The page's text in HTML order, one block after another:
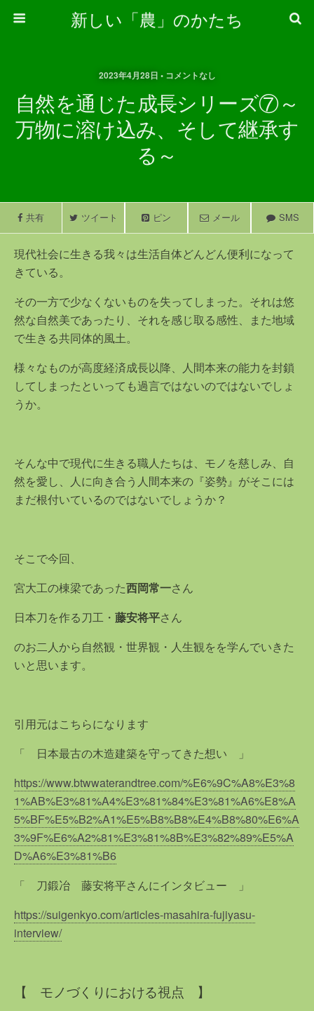
新しい「農」のかたち
2023年4月28日 • コメントなし
自然を通じた成長シリーズ⑦～
万物に溶け込み、そして継承す
る～
共有 ツイート ピン メール SMS
現代社会に生きる我々は生活自体どんどん便利になって
きている。
その一方で少なくないものを失ってしまった。それは悠
然な自然美であったり、それを感じ取る感性、また地域
で生きる共同体的風土。
様々なものが高度経済成長以降、人間本来の能力を封鎖
してしまったといっても過言ではないのではないでしょ
うか。
そんな中で現代に生きる職人たちは、モノを慈しみ、自
然を愛し、人に向き合う人間本来の『姿勢』がそこには
まだ根付いているのではないでしょうか？
そこで今回、
宮大工の棟梁であった西岡常一さん
日本刀を作る刀工・ 藤安将平さん
のお二人から自然観・世界観・人生観をを学んでいきた
いと思います。
引用元はこちらになります
「 日本最古の木造建築を守ってきた想い 」
https://www.btwwaterandtree.com/%E6%9C%A8%E3%8
1%AB%E3%81%A4%E3%81%84%E3%81%A6%E8%A
5%BF%E5%B2%A1%E5%B8%B8%E4%B8%80%E6%A
3%9F%E6%A2%81%E3%81%8B%E3%82%89%E5%A
D%A6%E3%81%B6
「 刀鍛冶 藤安将平さんにインタビュー 」
https://suigenkyo.com/articles-masahira-fujiyasu-
interview/
【 モノづくりにおける視点 】